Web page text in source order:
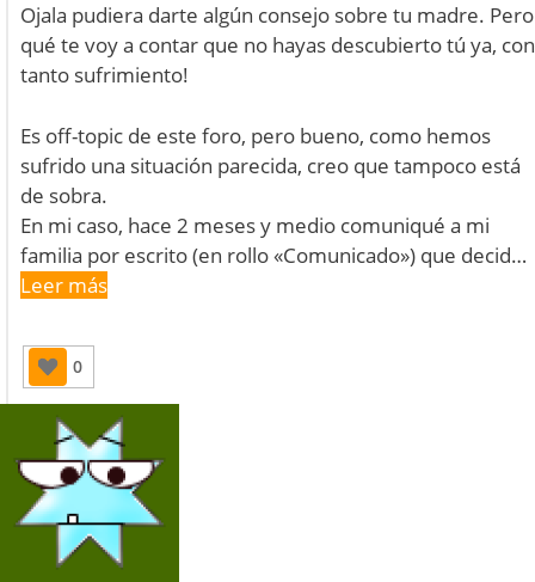
Ojala pudiera darte algún consejo sobre tu madre. Pero
qué te voy a contar que no hayas descubierto tú ya, con
tanto sufrimiento!
Es off-topic de este foro, pero bueno, como hemos
sufrido una situación parecida, creo que tampoco está
de sobra.
En mi caso, hace 2 meses y medio comuniqué a mi
familia por escrito (en rollo «Comunicado») que decid…
Leer más
0